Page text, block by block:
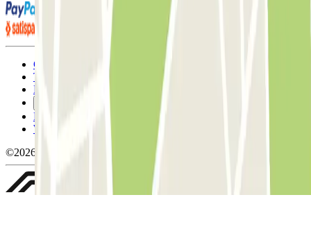
Condizioni contrattuali e di utilizzo
Termini di cancellazione
Politica sui cookies
Politica sulla privacy
Whistleblowing
©2026 Parclick. Tutti i diritti riservati